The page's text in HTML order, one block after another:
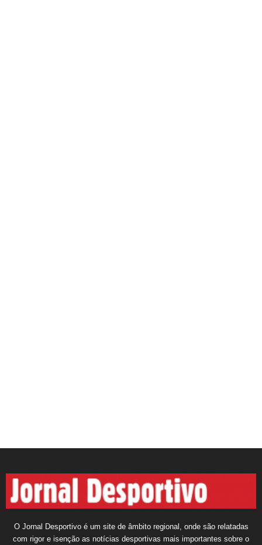
O Jornal Desportivo é um site de âmbito regional, onde são relatadas
com rigor e isenção as notícias desportivas mais importantes sobre o